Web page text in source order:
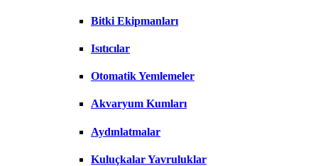
Bitki Ekipmanları
Isıtıcılar
Otomatik Yemlemeler
Akvaryum Kumları
Aydınlatmalar
Kuluçkalar Yavruluklar